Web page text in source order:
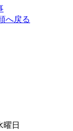
へ戻る
曜日